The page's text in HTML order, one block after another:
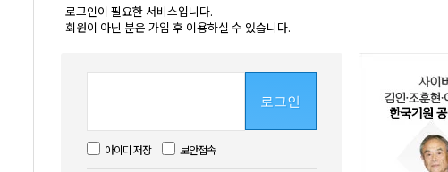
로그인이 필요한 서비스입니다.
회원이 아닌 분은 가입 후 이용하실 수 있습니다.
로그인
아이디 저장 보안접속